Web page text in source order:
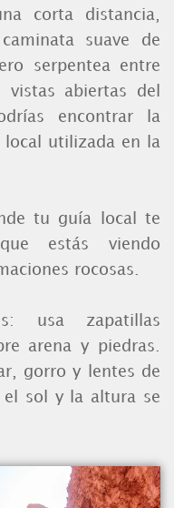
corta distancia,
suave de
serpentea entre
abiertas del
encontrar la
utilizada en la
tu guía local te
estás viendo
rocosas.
usa zapatillas
arena y piedras.
gorro y lentes de
el sol y la altura se